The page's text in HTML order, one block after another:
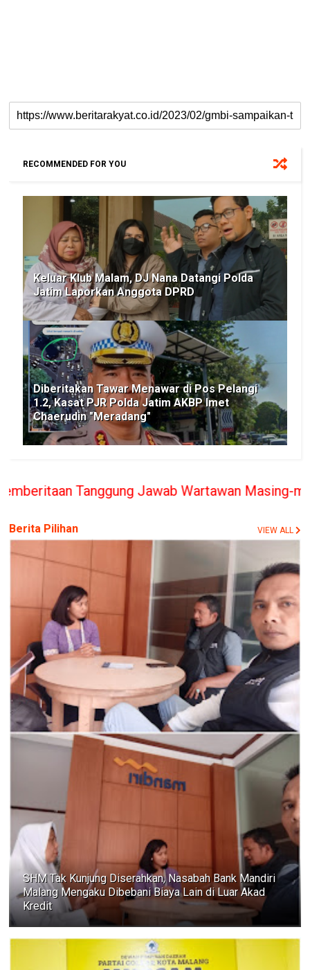
RECOMMENDED FOR YOU
Keluar Klub Malam, DJ Nana Datangi Polda
Jatim Laporkan Anggota DPRD
Diberitakan Tawar Menawar di Pos Pelangi
1.2, Kasat PJR Polda Jatim AKBP Imet
Chaerudin "Meradang"
Jawab Wartawan Masing-masing, PT.
Berita Pilihan VIEW ALL
SHM Tak Kunjung Diserahkan, Nasabah Bank Mandiri
Malang Mengaku Dibebani Biaya Lain di Luar Akad
Kredit